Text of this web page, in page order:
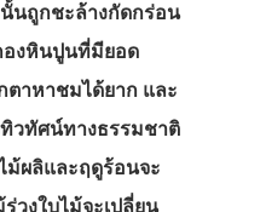
นถูกชะล้างกัดกร่อน
องหินปูนที่มียอด
าหาชมได้ยาก และ
วทัศน์ทางธรรมชาติ
ม้ผลิและฤดูร้อนจะ
วงใบไม้จะเปลี่ยน